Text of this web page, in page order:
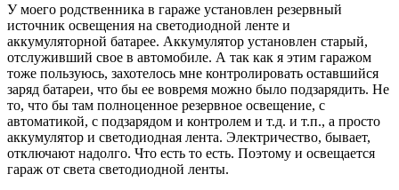
У моего родственника в гараже установлен резервный
источник освещения на светодиодной ленте и
аккумуляторной батарее. Аккумулятор установлен старый,
отслуживший свое в автомобиле. А так как я этим гаражом
тоже пользуюсь, захотелось мне контролировать оставшийся
заряд батареи, что бы ее вовремя можно было подзарядить. Не
то, что бы там полноценное резервное освещение, с
автоматикой, с подзарядом и контролем и т.д. и т.п., а просто
аккумулятор и светодиодная лента. Электричество, бывает,
отключают надолго. Что есть то есть. Поэтому и освещается
гараж от света светодиодной ленты.